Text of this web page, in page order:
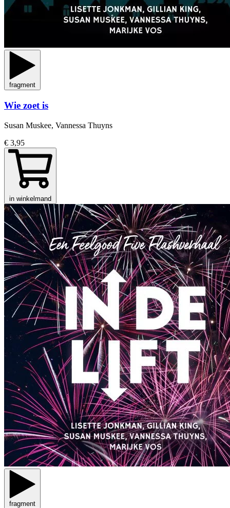
fragment
Wie zoet is
Susan Muskee, Vannessa Thuyns
€ 3,95
in winkelmand
fragment